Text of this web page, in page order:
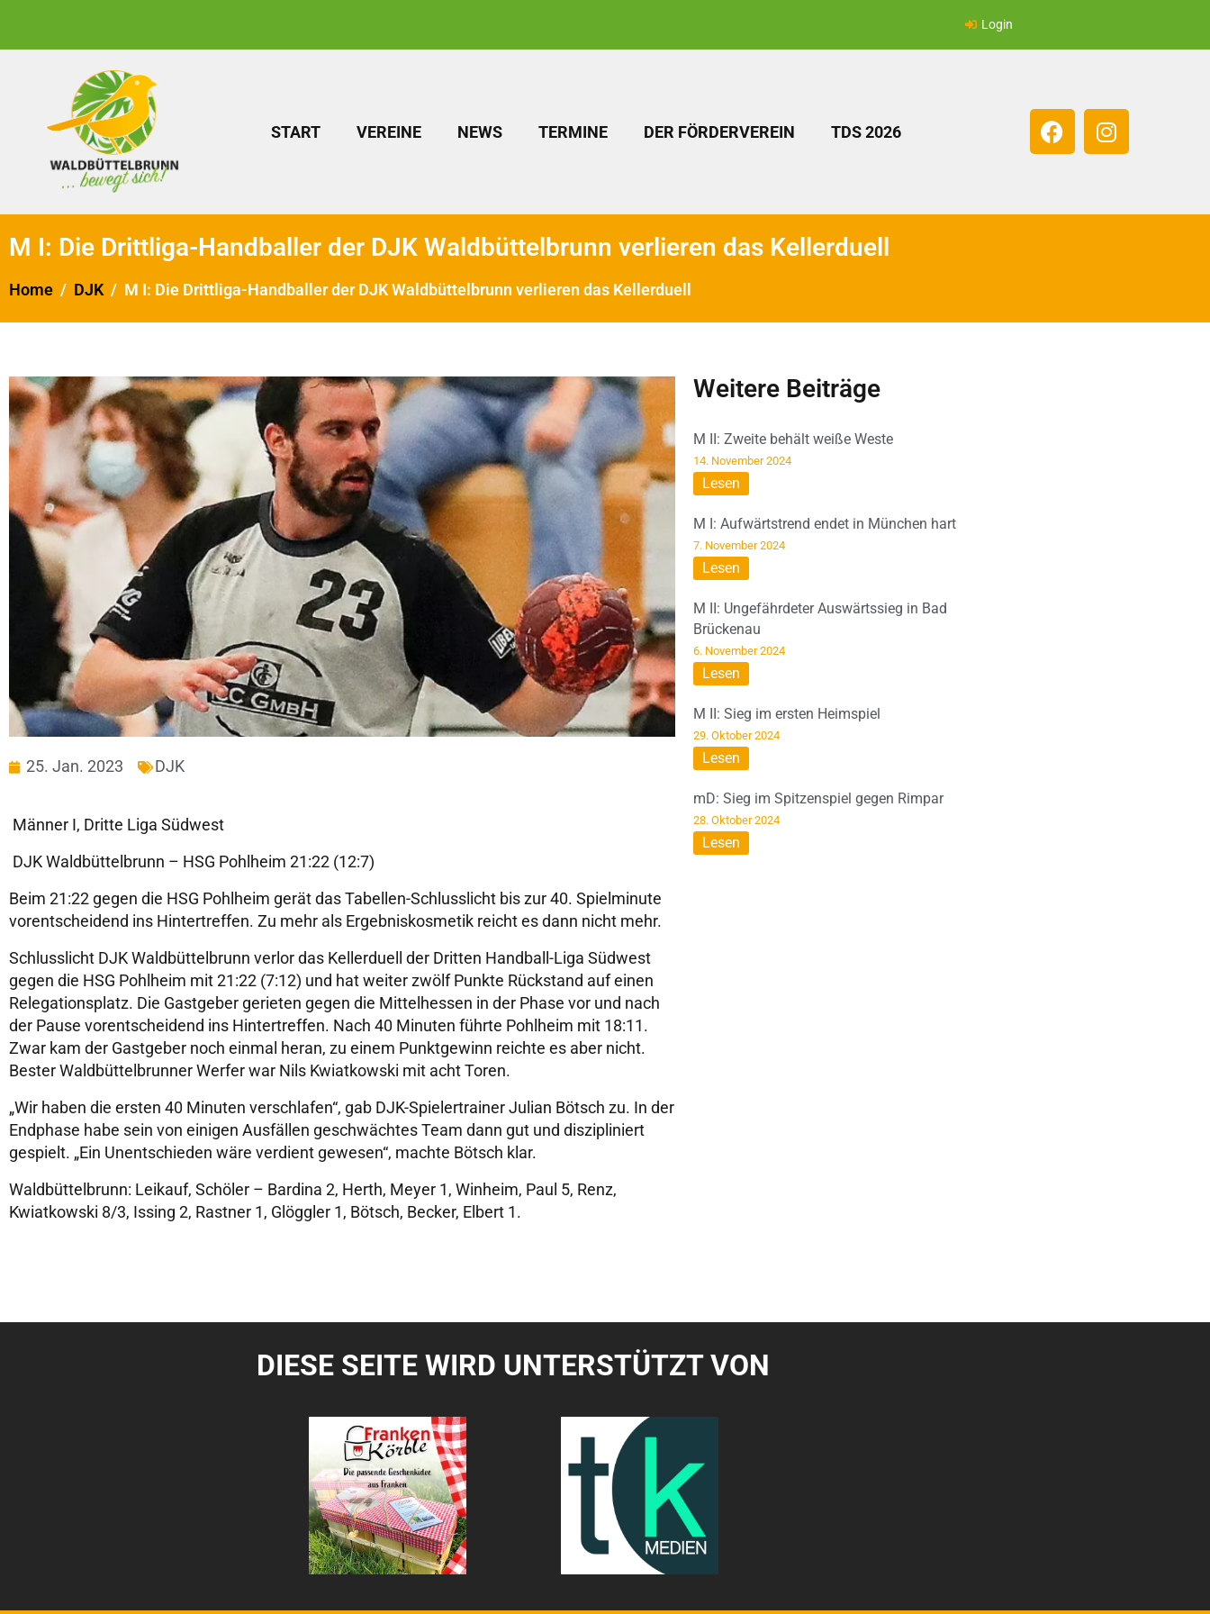
Login
START VEREINE NEWS TERMINE DER FÖRDERVEREIN TDS 2026
M I: Die Drittliga-Handballer der DJK Waldbüttelbrunn verlieren das Kellerduell
Home DJK M I: Die Drittliga-Handballer der DJK Waldbüttelbrunn verlieren das Kellerduell
25. Jan. 2023 DJK
Männer I, Dritte Liga Südwest
DJK Waldbüttelbrunn – HSG Pohlheim 21:22 (12:7)
Beim 21:22 gegen die HSG Pohlheim gerät das Tabellen-Schlusslicht bis zur 40. Spielminute
vorentscheidend ins Hintertreffen. Zu mehr als Ergebniskosmetik reicht es dann nicht mehr.
Schlusslicht DJK Waldbüttelbrunn verlor das Kellerduell der Dritten Handball-Liga Südwest
gegen die HSG Pohlheim mit 21:22 (7:12) und hat weiter zwölf Punkte Rückstand auf einen
Relegationsplatz. Die Gastgeber gerieten gegen die Mittelhessen in der Phase vor und nach
der Pause vorentscheidend ins Hintertreffen. Nach 40 Minuten führte Pohlheim mit 18:11.
Zwar kam der Gastgeber noch einmal heran, zu einem Punktgewinn reichte es aber nicht.
Bester Waldbüttelbrunner Werfer war Nils Kwiatkowski mit acht Toren.
„Wir haben die ersten 40 Minuten verschlafen“, gab DJK-Spielertrainer Julian Bötsch zu. In der
Endphase habe sein von einigen Ausfällen geschwächtes Team dann gut und diszipliniert
gespielt. „Ein Unentschieden wäre verdient gewesen“, machte Bötsch klar.
Waldbüttelbrunn: Leikauf, Schöler – Bardina 2, Herth, Meyer 1, Winheim, Paul 5, Renz,
Kwiatkowski 8/3, Issing 2, Rastner 1, Glöggler 1, Bötsch, Becker, Elbert 1.
Weitere Beiträge
M II: Zweite behält weiße Weste
14. November 2024
Lesen
M I: Aufwärtstrend endet in München hart
7. November 2024
Lesen
M II: Ungefährdeter Auswärtssieg in Bad
Brückenau
6. November 2024
Lesen
M II: Sieg im ersten Heimspiel
29. Oktober 2024
Lesen
mD: Sieg im Spitzenspiel gegen Rimpar
28. Oktober 2024
Lesen
DIESE SEITE WIRD UNTERSTÜTZT VON